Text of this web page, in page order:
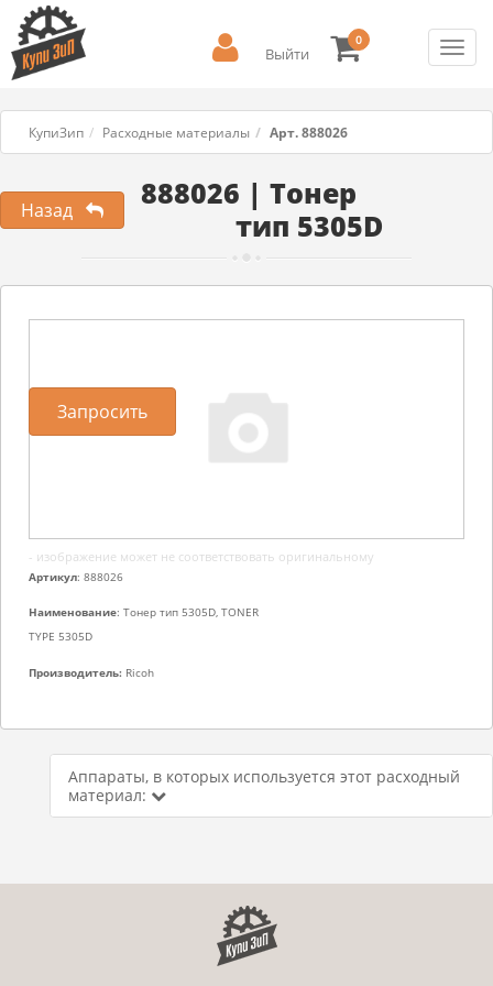
Выйти
0
КупиЗип Расходные материалы Арт. 888026
Назад
888026 | Тонер
тип 5305D
- изображение может не соответствовать оригинальному
Артикул: 888026
Наименование: Тонер тип 5305D, TONER
TYPE 5305D
Производитель: Ricoh
Запросить
Аппараты, в которых используется этот расходный
материал: